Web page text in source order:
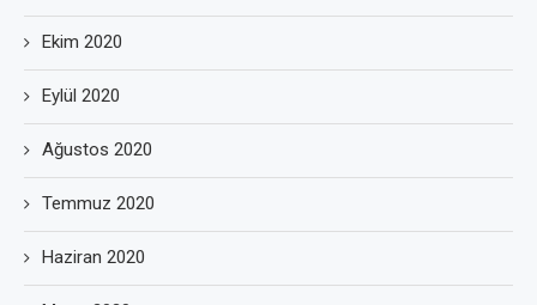
Ekim 2020
Eylül 2020
Ağustos 2020
Temmuz 2020
Haziran 2020